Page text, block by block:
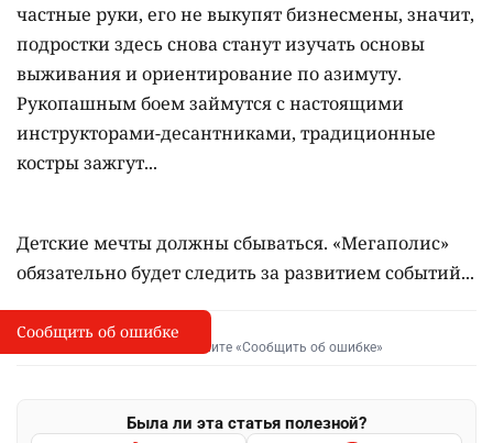
частные руки, его не выкупят бизнесмены, значит,
подростки здесь снова станут изучать основы
выживания и ориентирование по азимуту.
Рукопашным боем займутся с настоящими
инструкторами-десантниками, традиционные
костры зажгут...
Детские мечты должны сбываться. «Мегаполис»
обязательно будет следить за развитием событий...
I
Сообщить об опечатке
Выделите фрагмент и нажмите «Сообщить об ошибке»
Была ли эта статья полезной?
Сообщить об ошибке